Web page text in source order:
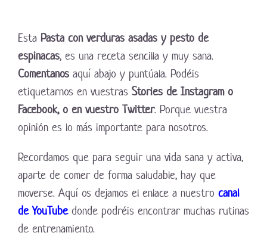
Esta Pasta con verduras asadas y pesto de
espinacas, es una receta sencilla y muy sana.
Comentanos aquí abajo y puntúala. Podéis
etiquetarnos en vuestras Stories de Instagram o
Facebook, o en vuestro Twitter. Porque vuestra
opinión es lo más importante para nosotros.
Recordamos que para seguir una vida sana y activa,
aparte de comer de forma saludable, hay que
moverse. Aquí os dejamos el enlace a nuestro canal
de YouTubedonde podréis encontrar muchas rutinas
de entrenamiento.